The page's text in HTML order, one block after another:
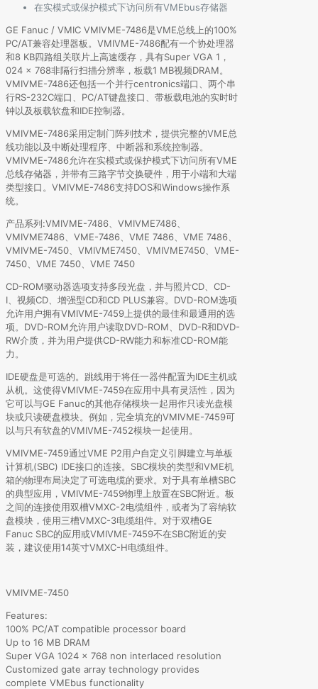
在实模式或保护模式下访问所有VMEbus存储器
GE Fanuc / VMIC VMIVME-7486是VME总线上的100%
PC/AT兼容处理器板。VMIVME-7486配有一个协处理器
和8 KB四路组关联片上高速缓存，具有Super VGA 1，
024 x 768非隔行扫描分辨率，板载1 MB视频DRAM。
VMIVME-7486还包括一个并行centronics端口、两个串
行RS-232C端口、PC/AT键盘接口、带板载电池的实时时
钟以及板载软盘和IDE控制器。
VMIVME-7486采用定制门阵列技术，提供完整的VME总
线功能以及中断处理程序、中断器和系统控制器。
VMIVME-7486允许在实模式或保护模式下访问所有VME
总线存储器，并带有三路字节交换硬件，用于小端和大端
类型接口。VMIVME-7486支持DOS和Windows操作系
统。
产品系列:VMIVME-7486、VMIVME7486、
VMIVME7486、VME-7486、VME 7486、VME 7486、
VMIVME-7450、VMIVME7450、VMIVME7450、VME-
7450、VME 7450、VME 7450
CD-ROM驱动器选项支持多段光盘，并与照片CD、CD-
I、视频CD、增强型CD和CD PLUS兼容。DVD-ROM选项
允许用户拥有VMIVME-7459上提供的最佳和最通用的选
项。DVD-ROM允许用户读取DVD-ROM、DVD-R和DVD-
RW介质，并为用户提供CD-RW能力和标准CD-ROM能
力。
IDE硬盘是可选的。跳线用于将任一器件配置为IDE主机或
从机。这使得VMIVME-7459在应用中具有灵活性，因为
它可以与GE Fanuc的其他存储模块一起用作只读光盘模
块或只读硬盘模块。例如，完全填充的VMIVME-7459可
以与只有软盘的VMIVME-7452模块一起使用。
VMIVME-7459通过VME P2用户自定义引脚建立与单板
计算机(SBC) IDE接口的连接。SBC模块的类型和VME机
箱的物理布局决定了可选电缆的要求。对于具有单槽SBC
的典型应用，VMIVME-7459物理上放置在SBC附近。板
之间的连接使用双槽VMXC-2电缆组件，或者为了容纳软
盘模块，使用三槽VMXC-3电缆组件。对于双槽GE
Fanuc SBC的应用或VMIVME-7459不在SBC附近的安
装，建议使用14英寸VMXC-H电缆组件。
VMIVME-7450
Features:
100% PC/AT compatible processor board
Up to 16 MB DRAM
Super VGA 1024 x 768 non interlaced resolution
Customized gate array technology provides
complete VMEbus functionality